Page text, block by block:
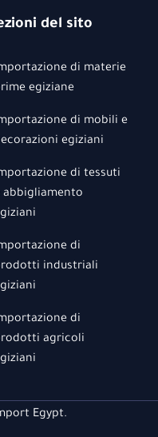
del sito
di materie
egiziane
di mobili e
egiziani
di tessuti
abbigliamento
di
industriali
di
agricoli
Egypt.